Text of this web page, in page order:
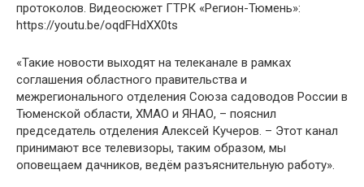
протоколов. Видеосюжет ГТРК «Регион-Тюмень»:
https://youtu.be/oqdFHdXX0ts
«Такие новости выходят на телеканале в рамках
соглашения областного правительства и
межрегионального отделения Союза садоводов России в
Тюменской области, ХМАО и ЯНАО, – пояснил
председатель отделения Алексей Кучеров. – Этот канал
принимают все телевизоры, таким образом, мы
оповещаем дачников, ведём разъяснительную работу».